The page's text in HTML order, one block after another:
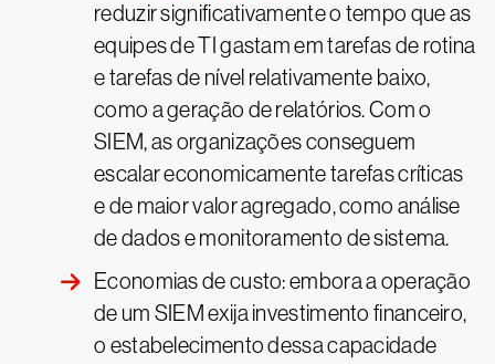
reduzir significativamente o tempo que as
equipes de TI gastam em tarefas de rotina
e tarefas de nível relativamente baixo,
como a geração de relatórios. Com o
SIEM, as organizações conseguem
escalar economicamente tarefas críticas
e de maior valor agregado, como análise
de dados e monitoramento de sistema.
Economias de custo: embora a operação
de um SIEM exija investimento financeiro,
o estabelecimento dessa capacidade